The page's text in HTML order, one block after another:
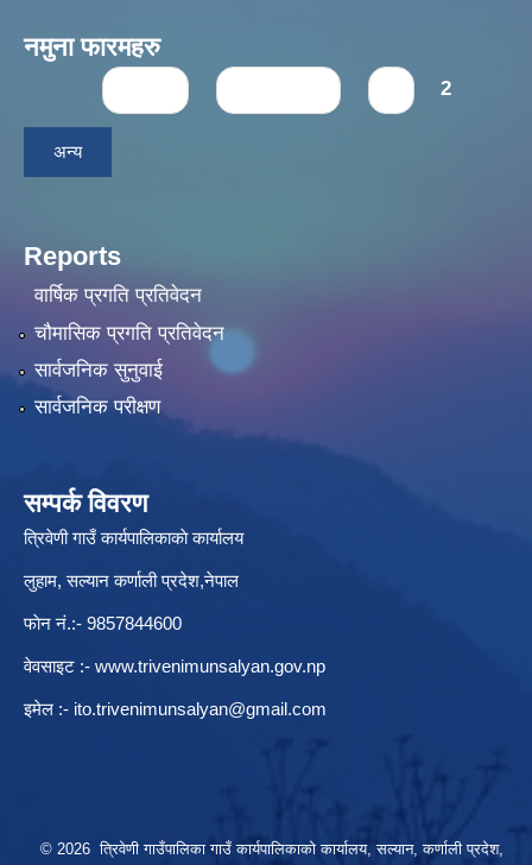
नमुना फारमहरु
Pages 2
अन्य
Reports
वार्षिक प्रगति प्रतिवेदन
चौमासिक प्रगति प्रतिवेदन
सार्वजनिक सुनुवाई
सार्वजनिक परीक्षण
सम्पर्क विवरण
त्रिवेणी गाउँ कार्यपालिकाकाे कार्यालय
लुहाम, सल्यान कर्णाली प्रदेश,नेपाल
फाेन नं.:- 9857844600
वेवसाइट :- www.trivenimunsalyan.gov.np
इमेल :- ito.trivenimunsalyan@gmail.com
© 2026 त्रिवेणी गाउँपालिका गाउँ कार्यपालिकाकाे कार्यालय, सल्यान, कर्णाली प्रदेश,